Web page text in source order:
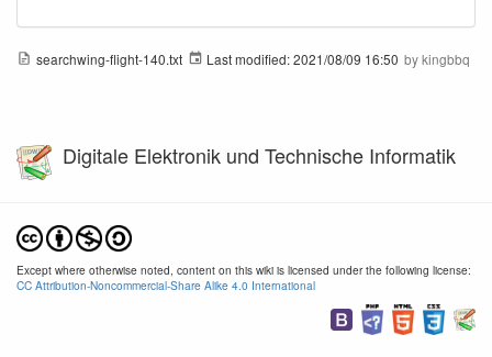
searchwing-flight-140.txt Last modified:2021/08/09 16:50 bykingbbq
Digitale Elektronik und Technische Informatik
Except where otherwise noted, content on this wiki is licensed under the following license:
CC Attribution-Noncommercial-Share Alike 4.0 International